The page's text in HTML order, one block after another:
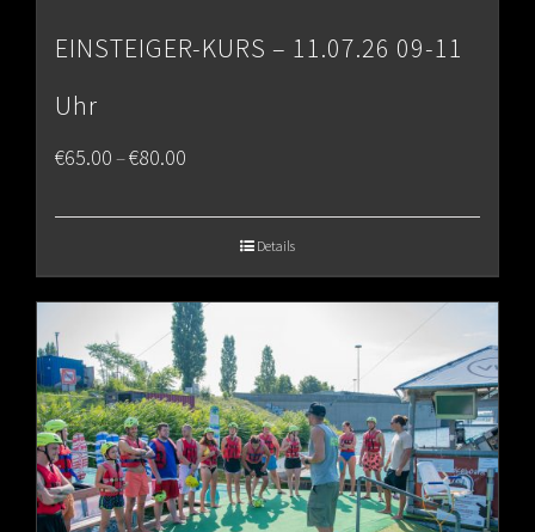
EINSTEIGER-KURS – 11.07.26 09-11
Uhr
€65.00–€80.00
€80.00
Details